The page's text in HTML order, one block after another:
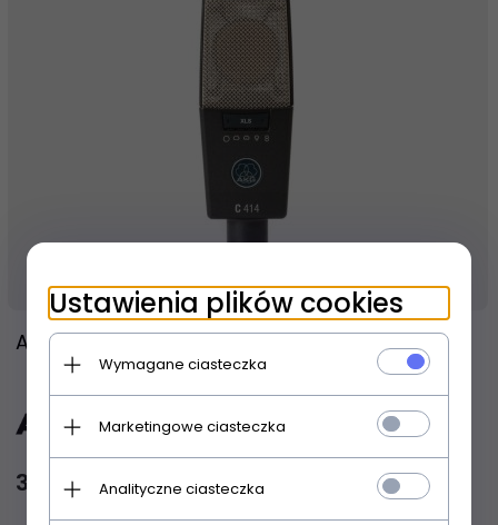
AKG C414 XLS
3 799, 00PLN
Ustawienia plików cookies
Wymagane ciasteczka
Marketingowe ciasteczka
Analityczne ciasteczka